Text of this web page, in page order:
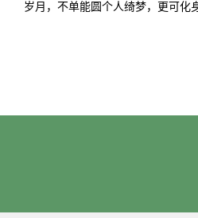
岁月，不单能圆个人绮梦，更可化